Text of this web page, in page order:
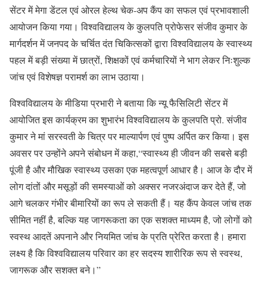
सेंटर में मेगा डेंटल एवं ओरल हेल्थ चेक-अप कैंप का सफल एवं प्रभावशाली
आयोजन किया गया। विश्वविद्यालय के कुलपति प्रोफेसर संजीव कुमार के
मार्गदर्शन में जनपद के चर्चित दंत चिकित्सकों द्वारा विश्वविद्यालय के स्वास्थ्य
पहल में बड़ी संख्या में छात्रों, शिक्षकों एवं कर्मचारियों ने भाग लेकर निःशुल्क
जांच एवं विशेषज्ञ परामर्श का लाभ उठाया।
विश्वविद्यालय के मीडिया प्रभारी ने बताया कि न्यू फैसिलिटी सेंटर में
आयोजित इस कार्यक्रम का शुभारंभ विश्वविद्यालय के कुलपति प्रो. संजीव
कुमार ने मां सरस्वती के चित्र पर माल्यार्पण एवं पुष्प अर्पित कर किया। इस
अवसर पर उन्होंने अपने संबोधन में कहा,“स्वास्थ्य ही जीवन की सबसे बड़ी
पूंजी है और मौखिक स्वास्थ्य उसका एक महत्वपूर्ण आधार है। आज के दौर में
लोग दांतों और मसूड़ों की समस्याओं को अक्सर नजरअंदाज कर देते हैं, जो
आगे चलकर गंभीर बीमारियों का रूप ले सकती हैं। यह कैंप केवल जांच तक
सीमित नहीं है, बल्कि यह जागरूकता का एक सशक्त माध्यम है, जो लोगों को
स्वस्थ आदतें अपनाने और नियमित जांच के प्रति प्रेरित करता है। हमारा
लक्ष्य है कि विश्वविद्यालय परिवार का हर सदस्य शारीरिक रूप से स्वस्थ,
जागरूक और सशक्त बने।”